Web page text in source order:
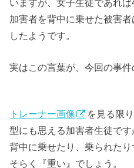
いますが、女子生徒であれば
加害者を背中に乗せた被害
したようです。
実はこの言葉が、今回の事件
トレーナー画像
を見る限
型にも思える加害者生徒で
背中に乗せたり、乗られた
そらく『重い』でしょう。